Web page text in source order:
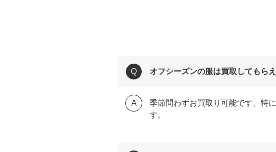
オフシーズンの服は買取してもら
季節問わずお買取り可能です。特
す。